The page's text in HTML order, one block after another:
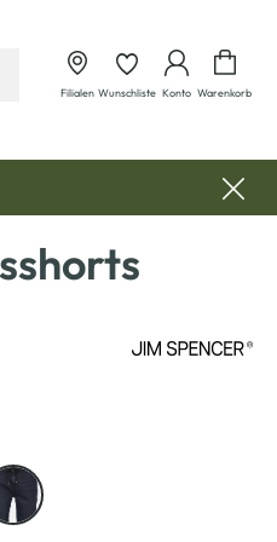
Filialen Wunschliste Konto Warenkorb